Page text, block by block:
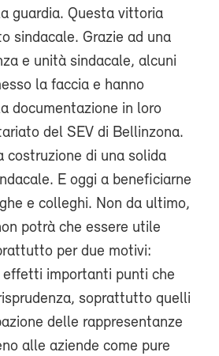
guardia. Questa vittoria
sindacale. Grazie ad una
e unità sindacale, alcuni
la faccia e hanno
documentazione in loro
del SEV di Bellinzona.
costruzione di una solida
E oggi a beneficiarne
e colleghi. Non da ultimo,
potrà che essere utile
per due motivi:
importanti punti che
soprattutto quelli
delle rappresentanze
alle aziende come pure